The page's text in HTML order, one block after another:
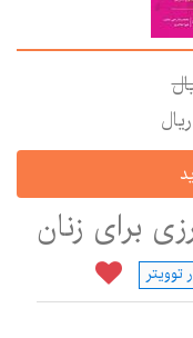
برای زنان
توویتر